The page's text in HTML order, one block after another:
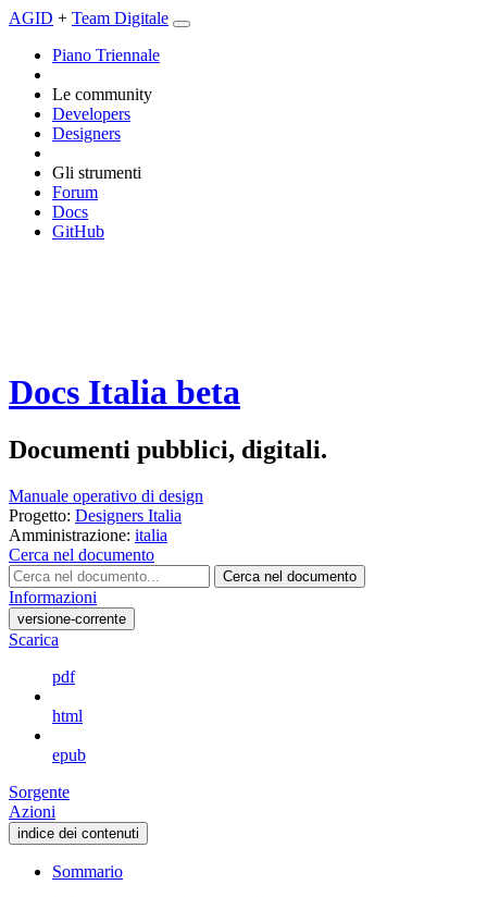
AGID + Team Digitale
Piano Triennale
Le community
Developers
Designers
Gli strumenti
Forum
Docs
GitHub
Docs Italia beta
Documenti pubblici, digitali.
Manuale operativo di design
Progetto: Designers Italia
Amministrazione: italia
Cerca nel documento
Cerca nel documento
Informazioni
versione-corrente
Scarica
pdf
html
epub
Sorgente
Azioni
indice dei contenuti
Sommario